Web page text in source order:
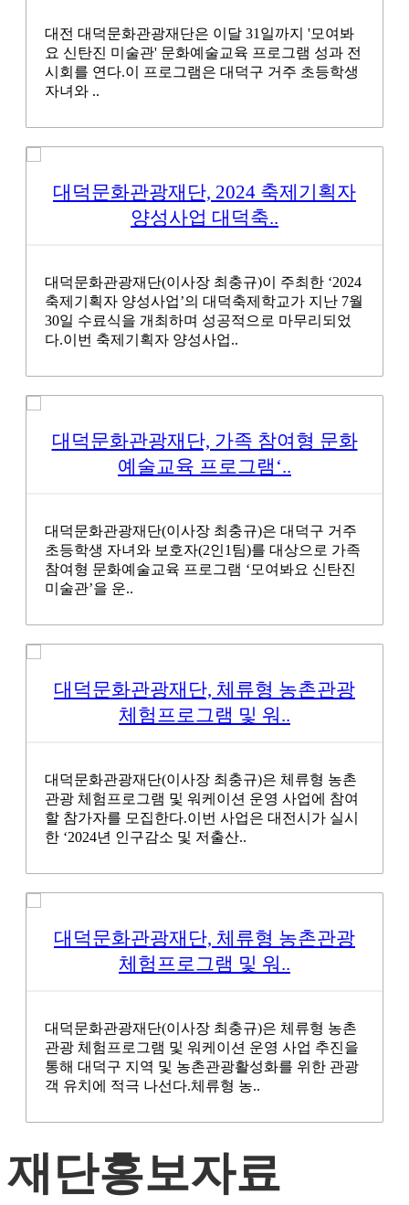
대전 대덕문화관광재단은 이달 31일까지 '모여봐
요 신탄진 미술관' 문화예술교육 프로그램 성과 전
시회를 연다.이 프로그램은 대덕구 거주 초등학생
자녀와 ..
대덕문화관광재단, 2024 축제기획자
양성사업 대덕축..
대덕문화관광재단(이사장 최충규)이 주최한 ‘2024
축제기획자 양성사업’의 대덕축제학교가 지난 7월
30일 수료식을 개최하며 성공적으로 마무리되었
다.이번 축제기획자 양성사업..
대덕문화관광재단, 가족 참여형 문화
예술교육 프로그램‘..
대덕문화관광재단(이사장 최충규)은 대덕구 거주
초등학생 자녀와 보호자(2인1팀)를 대상으로 가족
참여형 문화예술교육 프로그램 ‘모여봐요 신탄진
미술관’을 운..
대덕문화관광재단, 체류형 농촌관광
체험프로그램 및 워..
대덕문화관광재단(이사장 최충규)은 체류형 농촌
관광 체험프로그램 및 워케이션 운영 사업에 참여
할 참가자를 모집한다.이번 사업은 대전시가 실시
한 ‘2024년 인구감소 및 저출산..
대덕문화관광재단, 체류형 농촌관광
체험프로그램 및 워..
대덕문화관광재단(이사장 최충규)은 체류형 농촌
관광 체험프로그램 및 워케이션 운영 사업 추진을
통해 대덕구 지역 및 농촌관광활성화를 위한 관광
객 유치에 적극 나선다.체류형 농..
재단홍보자료